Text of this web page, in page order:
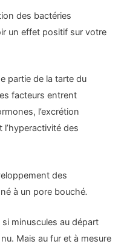
des bactéries
un effet positif sur votre
partie de la tarte du
facteurs entrent
l’excrétion
l’hyperactivité des
des
à un pore bouché.
minuscules au départ
Mais au fur et à mesure